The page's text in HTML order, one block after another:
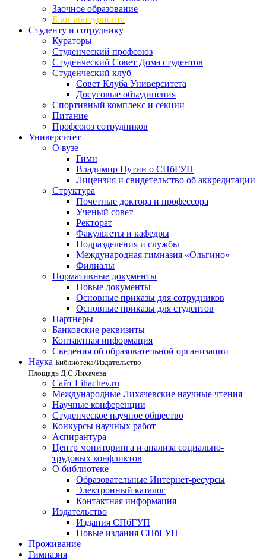
Заочное образование
Блог абитуриента
Студенту и сотруднику
Кураторы
Студенческий профсоюз
Студенческий Совет Дома студентов
Студенческий клуб
Совет Клуба Университета
Досуговые объединения
Спортивный комплекс и секции
Питание
Профсоюз сотрудников
Университет
О вузе
Гимн
Владимир Путин о СПбГУП
Лицензия и свидетельство об аккредитации
Структура
Почетные доктора и профессора
Ученый совет
Ректорат
Факультеты и кафедры
Подразделения и службы
Международная гимназия «Ольгино»
Филиалы
Нормативные документы
Новые документы
Основные приказы для сотрудников
Основные приказы для студентов
Партнеры
Банковские реквизиты
Контактная информация
Сведения об образовательной организации
Наука Библиотека/Издательство
Площадь Д.С.Лихачева
Сайт Lihachev.ru
Международные Лихачевские научные чтения
Научные конференции
Студенческое научное общество
Конкурсы научных работ
Аспирантура
Центр мониторинга и анализа социально-
трудовых конфликтов
О библиотеке
Образовательные Интернет-ресурсы
Электронный каталог
Контактная информация
Издательство
Издания СПбГУП
Новые издания СПбГУП
Проживание
Гимназия